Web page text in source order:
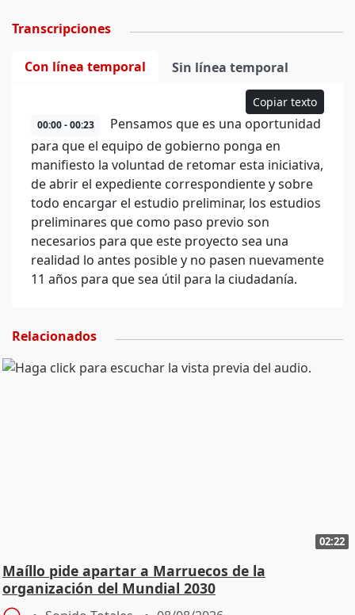
Transcripciones
Con línea temporal Sin línea temporal
Copiar texto
00:00 - 00:23
Pensamos que es una oportunidad
para que el equipo de gobierno ponga en
manifiesto la voluntad de retomar esta iniciativa,
de abrir el expediente correspondiente y sobre
todo encargar el estudio preliminar, los estudios
preliminares que como paso previo son
necesarios para que este proyecto sea una
realidad lo antes posible y no pasen nuevamente
11 años para que sea útil para la ciudadanía.
Relacionados
02:22
Maíllo pide apartar a Marruecos de la
organización del Mundial 2030